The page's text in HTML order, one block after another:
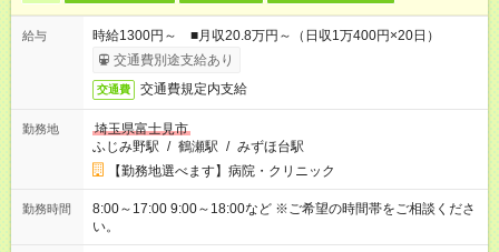
給与
時給1300円～ ■月収20.8万円～（日収1万400円×20日）
交通費別途支給あり
交通費 交通費規定内支給
勤務地
埼玉県富士見市
ふじみ野駅 / 鶴瀬駅 / みずほ台駅
【勤務地選べます】病院・クリニック
勤務時間
8:00～17:00 9:00～18:00など ※ご希望の時間帯をご相談くださ
い。